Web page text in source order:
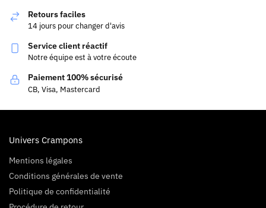
Retours faciles
14 jours pour changer d'avis
Service client réactif
Notre équipe est à votre écoute
Paiement 100% sécurisé
CB, Visa, Mastercard
Univers Crampons
Mentions légales
Conditions générales de vente
Politique de confidentialité